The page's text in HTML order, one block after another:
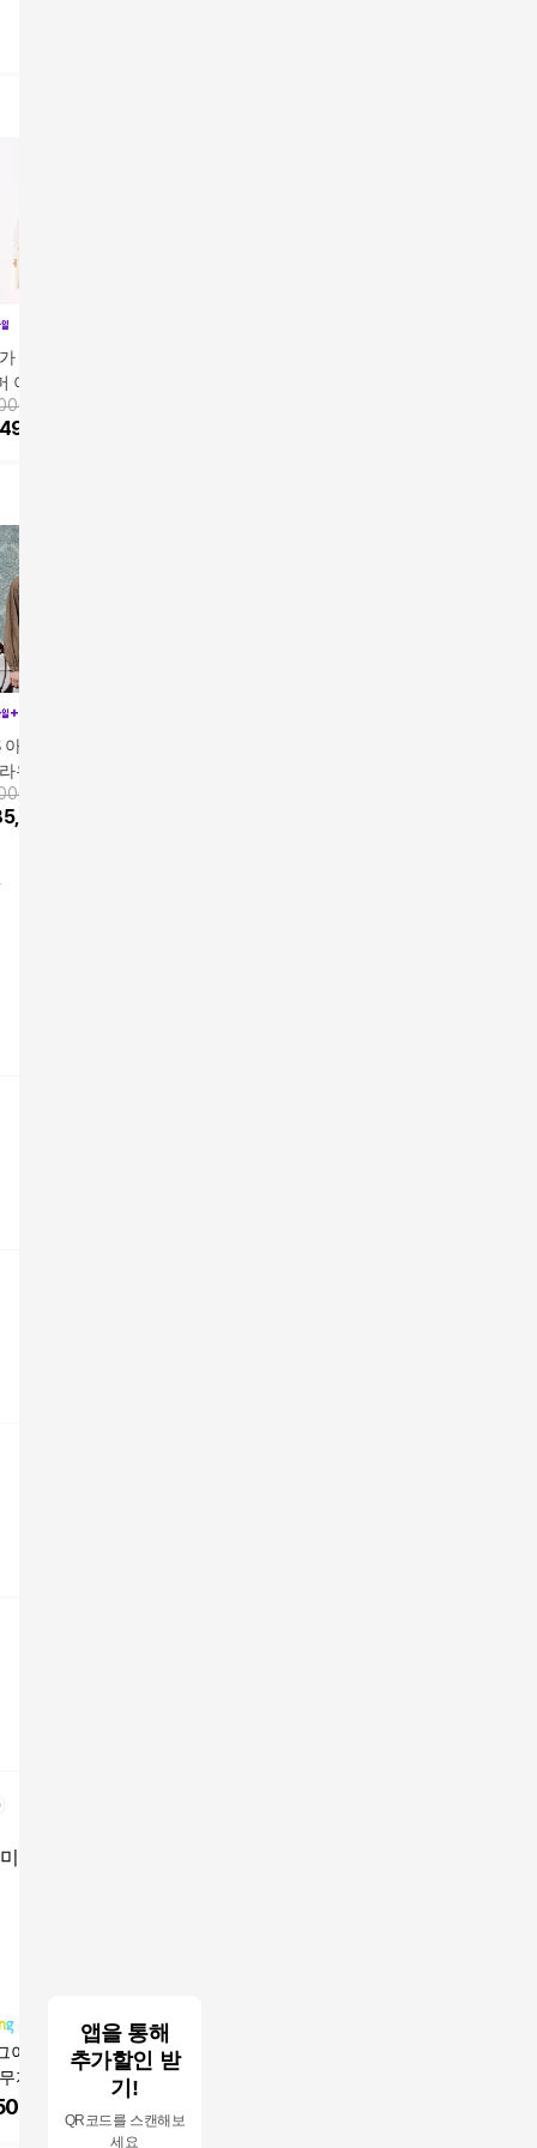
앱을 통해
추가할인 받
기!
QR코드를 스캔해보
세요
69,900원]26S
아사면 레이스
스
원
49,900
아사면100 아일
우스
원
이상 여성용 데
지 파스텔 거즈
방 린넨 롤업셔
즈핏남방 데일리
[영스토어 정품] 여성
찰랑찰랑 여름 인견 꽃
7부 엄마옷 빅사이즈